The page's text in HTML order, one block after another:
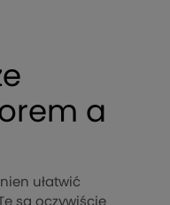
a
ułatwić
są oczywiście